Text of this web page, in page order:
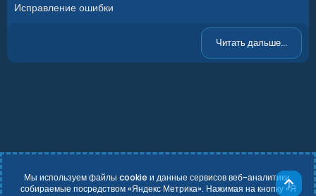
Исправление ошибки
Читать дальше...
Мы используем файлы cookie и данные сервисов веб-аналитики,
собираемые посредством «Яндекс Метрика». Нажимая на кнопку «Я